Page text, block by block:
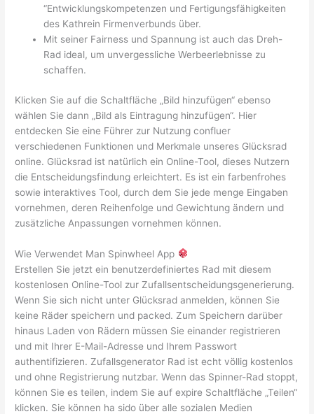
“Entwicklungskompetenzen und Fertigungsfähigkeiten
des Kathrein Firmenverbunds über.
Mit seiner Fairness und Spannung ist auch das Dreh-
Rad ideal, um unvergessliche Werbeerlebnisse zu
schaffen.
Klicken Sie auf die Schaltfläche „Bild hinzufügen“ ebenso
wählen Sie dann „Bild als Eintragung hinzufügen“. Hier
entdecken Sie eine Führer zur Nutzung confluer
verschiedenen Funktionen und Merkmale unseres Glücksrad
online. Glücksrad ist natürlich ein Online-Tool, dieses Nutzern
die Entscheidungsfindung erleichtert. Es ist ein farbenfrohes
sowie interaktives Tool, durch dem Sie jede menge Eingaben
vornehmen, deren Reihenfolge und Gewichtung ändern und
zusätzliche Anpassungen vornehmen können.
Wie Verwendet Man Spinwheel App
Erstellen Sie jetzt ein benutzerdefiniertes Rad mit diesem
kostenlosen Online-Tool zur Zufallsentscheidungsgenerierung.
Wenn Sie sich nicht unter Glücksrad anmelden, können Sie
keine Räder speichern und packed. Zum Speichern darüber
hinaus Laden von Rädern müssen Sie einander registrieren
und mit Ihrer E-Mail-Adresse und Ihrem Passwort
authentifizieren. Zufallsgenerator Rad ist echt völlig kostenlos
und ohne Registrierung nutzbar. Wenn das Spinner-Rad stoppt,
können Sie es teilen, indem Sie auf expire Schaltfläche „Teilen“
klicken. Sie können ha sido über alle sozialen Medien